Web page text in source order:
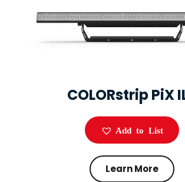
COLORstrip PiX
Add to List
Learn More